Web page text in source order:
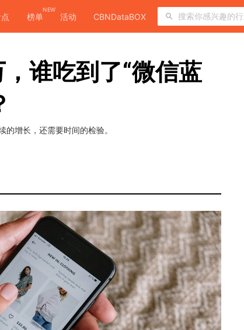
榜单
NEW
活动 CBNDataBOX
谁吃到了“微信蓝
的增长，还需要时间的检验。